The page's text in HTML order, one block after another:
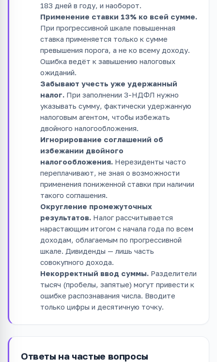
183 дней в году, и наоборот.
Применение ставки 13% ко всей сумме.
При прогрессивной шкале повышенная
ставка применяется только к сумме
превышения порога, а не ко всему доходу.
Ошибка ведёт к завышению налоговых
ожиданий.
Забывают учесть уже удержанный
налог. При заполнении 3-НДФЛ нужно
указывать сумму, фактически удержанную
налоговым агентом, чтобы избежать
двойного налогообложения.
Игнорирование соглашений об
избежании двойного
налогообложения. Нерезиденты часто
переплачивают, не зная о возможности
применения пониженной ставки при наличии
такого соглашения.
Округление промежуточных
результатов. Налог рассчитывается
нарастающим итогом с начала года по всем
доходам, облагаемым по прогрессивной
шкале. Дивиденды — лишь часть
совокупного дохода.
Некорректный ввод суммы. Разделители
тысяч (пробелы, запятые) могут привести к
ошибке распознавания числа. Вводите
только цифры и десятичную точку.
Ответы на частые вопросы